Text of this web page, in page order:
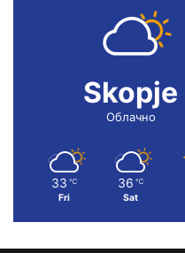
Skopje
Облачно
33 ℃
Fri
36 ℃
Sat